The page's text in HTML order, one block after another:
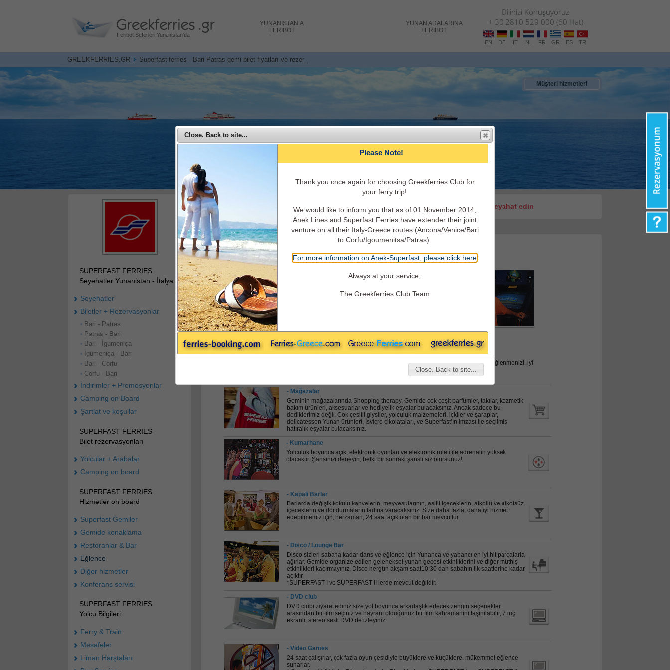
Feribot Seferleri Yunanistan'da
YUNANISTAN’A
FERİBOT
YUNAN ADALARINA
FERİBOT
Dilinizi Konuşuyoruz
+ 30 2810 529 000 (60 Hat)
EN DE IT NL FR GR ES TR
GREEKFERRIES.GR Superfast ferries - Bari Patras gemi bilet fiyatları ve rezervasyonlar
Müşteri hizmetleri
SUPERFAST FERRIES
Seyehatler Yunanistan - İtalya
Seyehatler
Biletler + Rezervasyonlar
• Bari - Patras
• Patras - Bari
• Bari - İgumeniça
• İgumeniça - Bari
• Bari - Corfu
• Corfu - Bari
İndirimler + Promosyonlar
Camping on Board
Şartlat ve koşullar
SUPERFAST FERRIES
Bilet rezervasyonları
Yolcular + Arabalar
Camping on board
SUPERFAST FERRIES
Hizmetler on board
Superfast Gemiler
Gemide konaklama
Restoranlar & Bar
Eğlence
Diğer hizmetler
Konferans servisi
SUPERFAST FERRIES
Yolcu Bilgileri
Ferry & Train
Mesafeler
Liman Harştaları
Superfast Ferries - Superfast Ferries ile Yunanistan’dan İtalya’ya seyahat edin
Superfast Ferries - Gemide eğlence!
Gemiye hoşgeldiniz !
Denizde yolculuklar eğlencelidir. Superfast’la daha da eğlenceli olur.
Havuz, disko, barlar, güverteler, kumarhane, mağazalar, gemiye bindiğiniz saniyeden itibaren sizin eğlenmenizi, iyi
- Mağazalar
Geminin mağazalarında Shopping therapy. Gemide çok çeşit parfümler, takılar, kozmetik
bakım ürünleri, aksesuarlar ve hediyelik eşyalar bulacaksınız. Ancak sadece bu
dediklerimiz değil. Çok çeşitli giysiler, yolculuk malzemeleri, içkiler ve şaraplar,
delicatessen Yunan ürünleri, İsviçre çikolataları, ve Superfast’ın imzası ile seçilmiş
hatıralık eşyalar bulacaksınız.
- Κumarhane
Yolculuk boyunca açık, elektronik oyunları ve elektronik ruleti ile adrenalin yüksek
olacaktır. Şansınızı deneyin, belki bir sonraki şanslı siz olursunuz!
- Kapali Barlar
Barlarda değişik kokulu kahvelerin, meyvesularının, asitli içeceklerin, alkollü ve alkolsüz
içeceklerin ve dondurmaların tadına varacaksınız. Size daha fazla, daha iyi hizmet
edebilmemiz için, herzaman, 24 saat açık olan bir bar mevcuttur.
- Disco / Lounge Bar
Disco sizleri sabaha kadar dans ve eğlence için Yunanca ve yabancı en iyi hit parçalarla
ağırlar. Gemide organize edilen geleneksel yunan gecesi etkinliklerini ve diğer müthiş
etkinlikleri kaçırmayınız. Disco hergün akşam saat10:30 dan sabahın ilk saatlerine kadar
açıktır.
*SUPERFAST I ve SUPERFAST II lerde mevcut değildir.
- DVD club
DVD clubı ziyaret ediniz size yol boyunca arkadaşlık edecek zengin seçenekler
arasından bir film seçiniz ve hayranı olduğunuz bir film kahramanını taşınılabilir, 7 inç
ekranlı, stereo sesli DVD de izleyiniz.
- Video Games
24 saat çalışırlar, çok fazla oyun çeşidiyle büyüklere ve küçüklere, mükemmel eğlence
sunarlar.
Close. Back to site...
Please Note!
Τhank you once again for choosing Greekferries Club for
your ferry trip!
We would like to inform you that as of 01.November 2014,
Anek Lines and Superfast Ferries have extender their joint
venture on all their Italy-Greece routes (Ancona/Venice/Bari
to Corfu/Igoumenitsa/Patras).
For more information on Anek-Superfast, please click here
Always at your service,
The Greekferries Club Team
Close. Back to site...